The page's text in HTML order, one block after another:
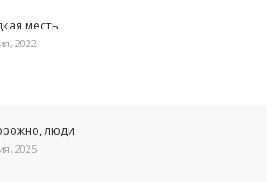
месть
2022
люди
2025